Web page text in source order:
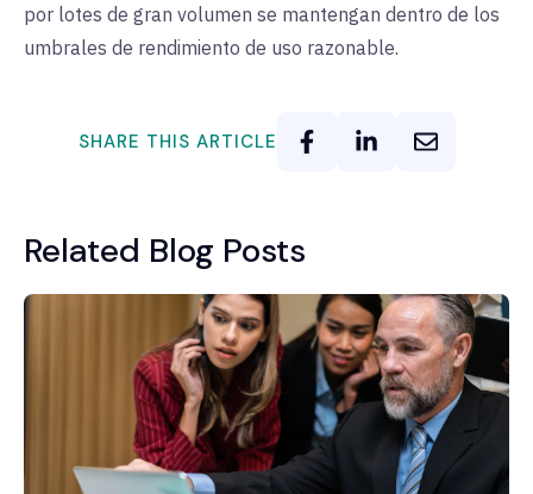
por lotes de gran volumen se mantengan dentro de los
umbrales de rendimiento de uso razonable.
SHARE THIS ARTICLE
Related Blog Posts